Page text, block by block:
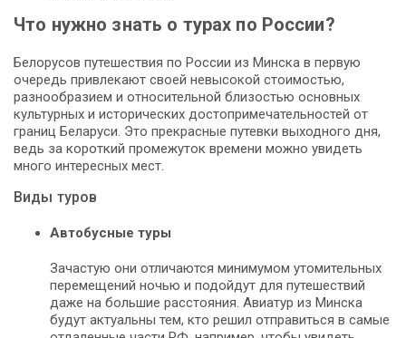
Что нужно знать о турах по России?
Белорусов путешествия по России из Минска в первую
очередь привлекают своей невысокой стоимостью,
разнообразием и относительной близостью основных
культурных и исторических достопримечательностей от
границ Беларуси. Это прекрасные путевки выходного дня,
ведь за короткий промежуток времени можно увидеть
много интересных мест.
Виды туров
Автобусные туры
Зачастую они отличаются минимумом утомительных
перемещений ночью и подойдут для путешествий
даже на большие расстояния. Авиатур из Минска
будут актуальны тем, кто решил отправиться в самые